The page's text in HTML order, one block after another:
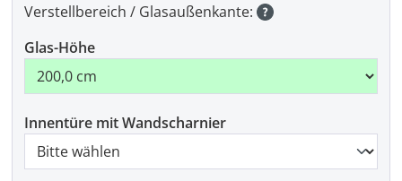
Verstellbereich / Glasaußenkante:
Glas-Höhe
Innentüre mit Wandscharnier